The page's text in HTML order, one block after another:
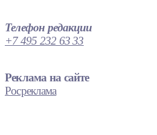
Телефон редакции
+7 495 232 63 33
Реклама на сайте
Росреклама